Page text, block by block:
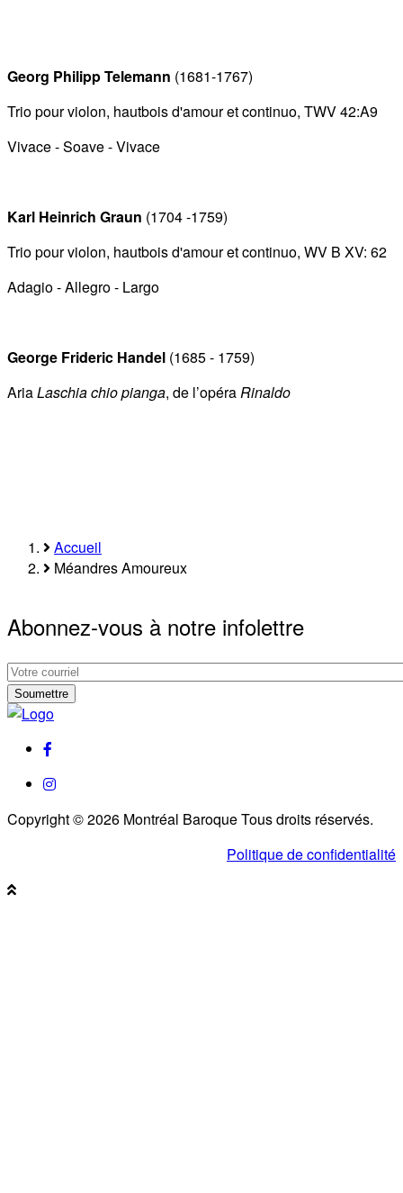
Georg Philipp Telemann (1681-1767)
Trio pour violon, hautbois d'amour et continuo, TWV 42:A9
Vivace - Soave - Vivace
Karl Heinrich Graun (1704 -1759)
Trio pour violon, hautbois d'amour et continuo, WV B XV: 62
Adagio - Allegro - Largo
George Frideric Handel (1685 - 1759)
AriaLaschia chio pianga, de l’opéraRinaldo
Fil
Accueil
Méandres Amoureux
Abonnez-vous à notre infolettre
Abonnez-
vous
à
infolettre
Abonnez-
vous
notre
infolettreinstagram
Copyright © 2026 Montréal Baroque Tous droits réservés.
Politique de confidentialité